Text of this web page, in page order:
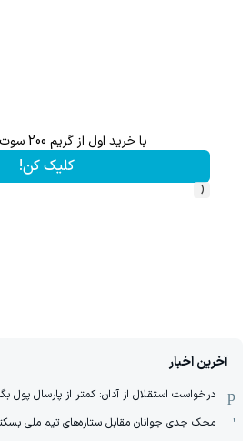
کلیک کن!
‹
آخرین اخبار
درخواست استقلال از آدان: کمتر از پارسال پول
محک جدی ‌جوانان مقابل ستاره‌های تیم ملی